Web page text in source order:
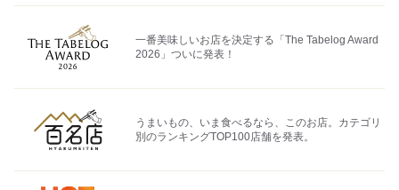
一番美味しいお店を決定する「The Tabelog Award
2026」ついに発表！
うまいもの、いま食べるなら、このお店。カテゴリ
別のランキングTOP100店舗を発表。